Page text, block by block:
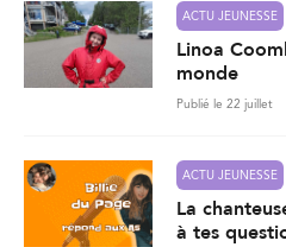
ACTU JEUNESSE
Linoa
monde
Publié le 22 juillet
ACTU JEUNESSE
La
à tes